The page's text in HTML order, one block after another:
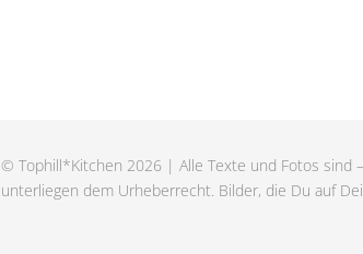
© Tophill*Kitchen 2026 | Alle Texte und Fotos sind
unterliegen dem Urheberrecht. Bilder, die Du auf